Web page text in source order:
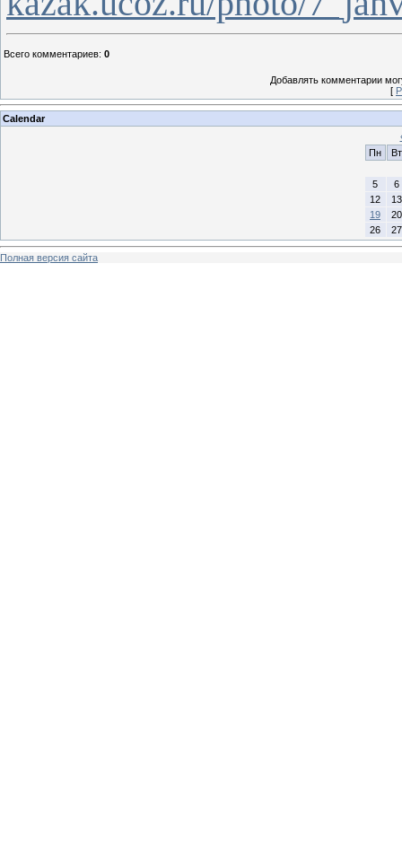
Всего комментариев: 0
Добавлять комментарии
[
Calendar
Пн
Вт
5
6
12
13
19
20
26
27
Полная версия сайта